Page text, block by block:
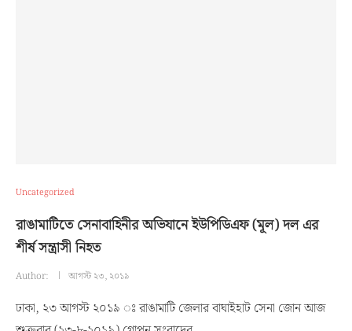
Uncategorized
রাঙামাটিতে সেনাবাহিনীর অভিযানে ইউপিডিএফ (মূল) দল এর
শীর্ষ সন্ত্রাসী নিহত
Author: আগস্ট ২৩, ২০১৯
ঢাকা, ২৩ আগস্ট ২০১৯ ঃ রাঙামাটি জেলার বাঘাইহাট সেনা জোন আজ